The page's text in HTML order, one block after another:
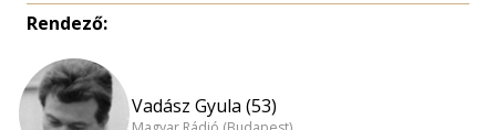
Rendező:
Vadász Gyula (53)